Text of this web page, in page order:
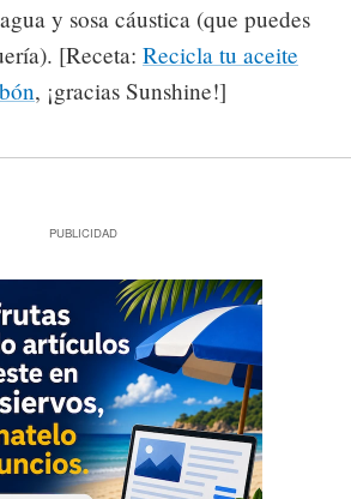
y sosa cáustica (que puedes
[Receta: Recicla tu aceite
, ¡gracias Sunshine!]
PUBLICIDAD